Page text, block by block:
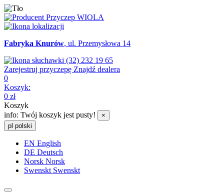
Fabryka Knurów, ul. Przemysłowa 14
(32) 232 19 65
Zarejestruj przyczepę Znajdź dealera
0
Koszyk:
0 zł
Koszyk
info: Twój koszyk jest pusty!
×
pl polski
EN English
DE Deutsch
Norsk Norsk
Swenskt Swenskt